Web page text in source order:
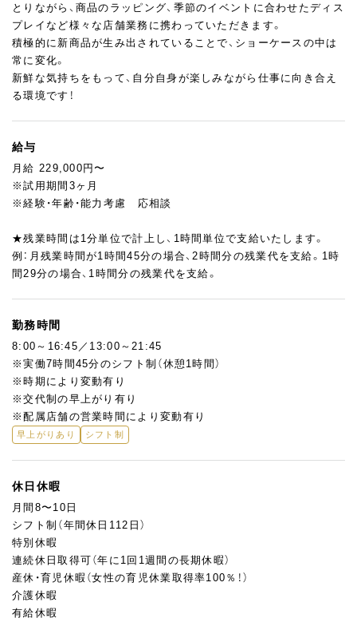
とりながら、商品のラッピング、季節のイベントに合わせたディス
プレイなど様々な店舗業務に携わっていただきます。
積極的に新商品が生み出されていることで、ショーケースの中は
常に変化。
新鮮な気持ちをもって、自分自身が楽しみながら仕事に向き合え
る環境です！
給与
月給 229,000円〜
※試用期間3ヶ月
※経験・年齢・能力考慮 応相談
★残業時間は1分単位で計上し、1時間単位で支給いたします。
例：月残業時間が1時間45分の場合、2時間分の残業代を支給。1時
間29分の場合、1時間分の残業代を支給。
勤務時間
8:00～16:45／13:00～21:45
※実働7時間45分のシフト制（休憩1時間）
※時期により変動有り
※交代制の早上がり有り
※配属店舗の営業時間により変動有り
早上がりあり シフト制
休日休暇
月間8〜10日
シフト制（年間休日112日）
特別休暇
連続休日取得可（年に1回1週間の長期休暇）
産休・育児休暇（女性の育児休業取得率100％！）
介護休暇
有給休暇